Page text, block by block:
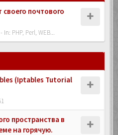
почтового
- In: PHP, Perl, WEB...
(Iptables Tutorial
пространства в
на горячую.